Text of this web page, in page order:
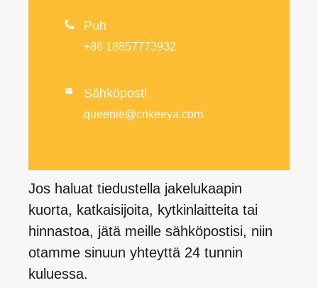
 Puh
+86 18857773932
 Sähköposti
queenie@cnkeeya.com
Jos haluat tiedustella jakelukaapin
kuorta, katkaisijoita, kytkinlaitteita tai
hinnastoa, jätä meille sähköpostisi, niin
otamme sinuun yhteyttä 24 tunnin
kuluessa.